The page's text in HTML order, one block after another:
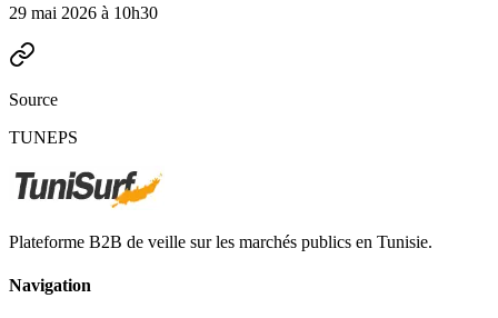
29 mai 2026 à 10h30
Source
TUNEPS
Plateforme B2B de veille sur les marchés publics en Tunisie.
Navigation